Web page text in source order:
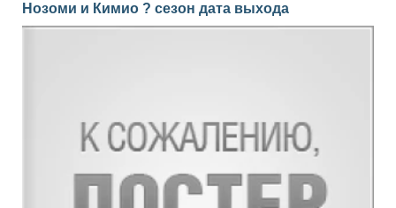
Нозоми и Кимио ? сезон дата выхода